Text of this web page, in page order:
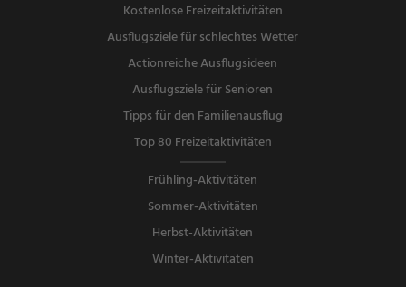
Kostenlose Freizeitaktivitäten
Ausflugsziele für schlechtes Wetter
Actionreiche Ausflugsideen
Ausflugsziele für Senioren
Tipps für den Familienausflug
Top 80 Freizeitaktivitäten
Frühling-Aktivitäten
Sommer-Aktivitäten
Herbst-Aktivitäten
Winter-Aktivitäten